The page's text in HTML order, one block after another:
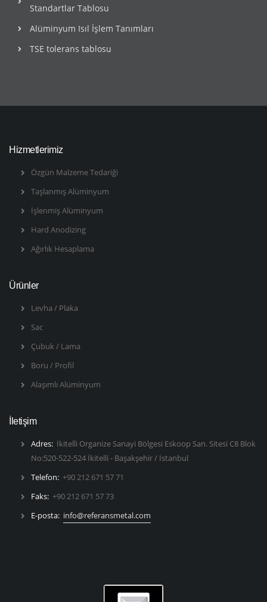
Standartlar Tablosu
Alüminyum Isıl İşlem Tanımları
TSE tolerans tablosu
Hizmetlerimiz
Özgün Malzeme Tedariği
Taşlanmış Alüminyum
İşlenmiş Alüminyum
Hard Anodizing
Ağırlık Hesaplama
Ürünler
Levha / Plaka
Sac
Çubuk / Lama
Boru / Profil
Alaşımlı Alüminyum
İletişim
Adres: İkitelli Organize Sanayi Bölgesi Eskoop San. Sitesi C8 Blok
No:520-522-524 İkitelli - Başakşehir / İstanbul
Telefon: +90 212 671 57 71
Faks: +90 212 671 57 73
E-posta: info@referansmetal.com